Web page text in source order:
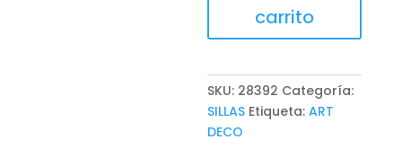
cantidad
carrito
SKU: 28392 Categoría:
SILLAS Etiqueta:ART
DECO